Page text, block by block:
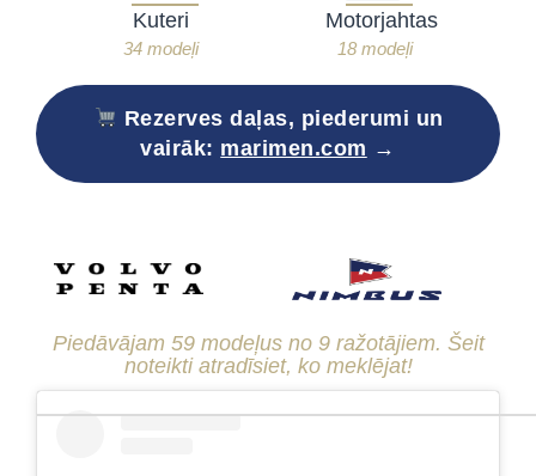
Kuteri
34 modeļi
Motorjahtas
18 modeļi
Rezerves daļas, piederumi un
vairāk: marimen.com →
Piedāvājam 59 modeļus no 9 ražotājiem. Šeit
noteikti atradīsiet, ko meklējat!